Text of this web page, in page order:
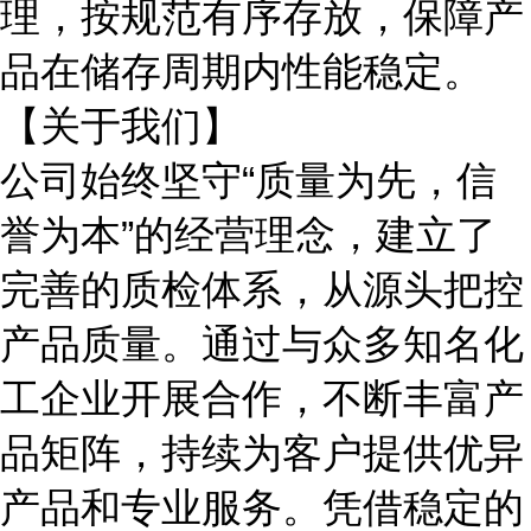
理，按规范有序存放，保障产
品在储存周期内性能稳定。
【关于我们】
公司始终坚守“质量为先，信
誉为本”的经营理念，建立了
完善的质检体系，从源头把控
产品质量。通过与众多知名化
工企业开展合作，不断丰富产
品矩阵，持续为客户提供优异
产品和专业服务。凭借稳定的